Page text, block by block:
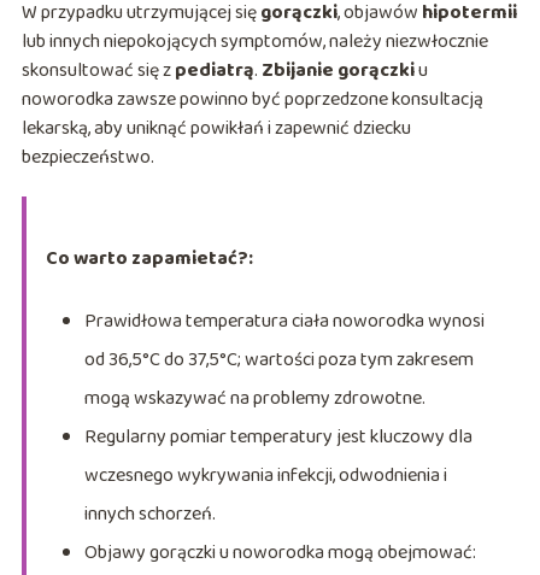
W przypadku utrzymującej sięgorączki, objawów hipotermii
lub innych niepokojących symptomów, należy niezwłocznie
skonsultować się zpediatrą. Zbijanie gorączkiu
noworodka zawsze powinno być poprzedzone konsultacją
lekarską, aby uniknąć powikłań i zapewnić dziecku
bezpieczeństwo.
Co warto zapamietać?:
Prawidłowa temperatura ciała noworodka wynosi
od 36,5°C do 37,5°C; wartości poza tym zakresem
mogą wskazywać na problemy zdrowotne.
Regularny pomiar temperatury jest kluczowy dla
wczesnego wykrywania infekcji, odwodnienia i
innych schorzeń.
Objawy gorączki u noworodka mogą obejmować: